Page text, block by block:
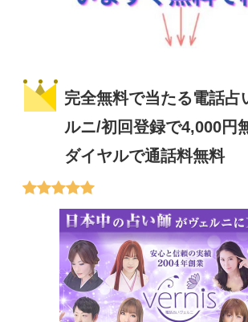
完全無料で当たる電話占
ルニ/初回登録で4,000円
ダイヤルで通話料無料